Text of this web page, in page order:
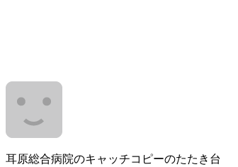
耳原総合病院のキャッチコピーのたたき台